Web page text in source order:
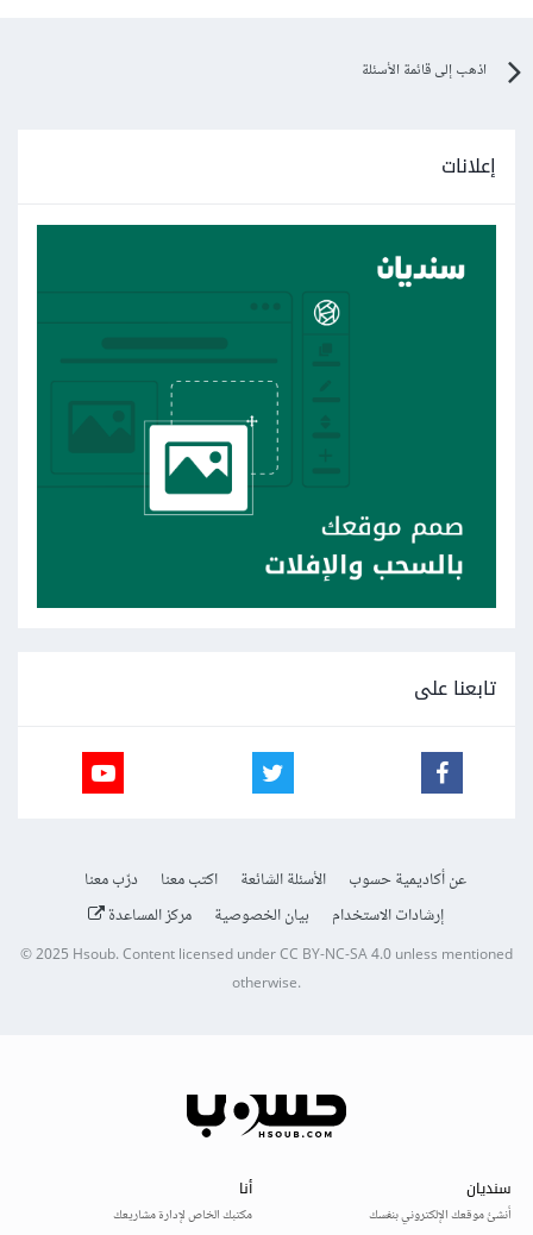
اذهب إلى قائمة الأسئلة
إعلانات
تابعنا على
عن أكاديمية حسوب الأسئلة الشائعة اكتب معنا
درّب معنا
إرشادات الاستخدام
بيان الخصوصية مركز المساعدة
© 2025Hsoub.Content licensed underCC BY-NC-SA 4.0unless mentioned
otherwise.